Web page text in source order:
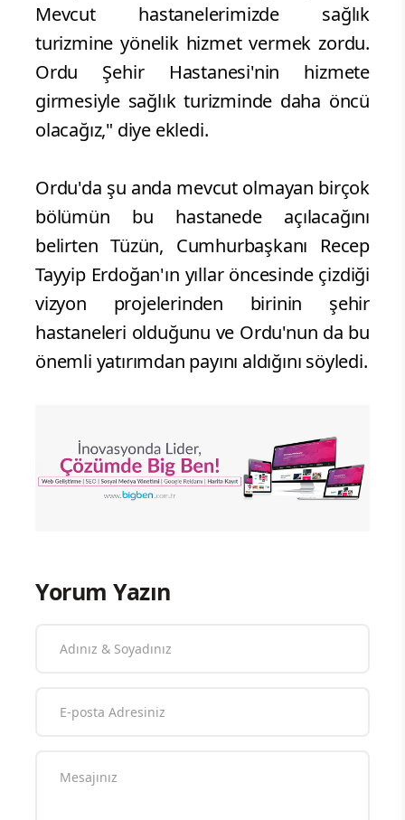
Mevcut hastanelerimizde sağlık
turizmine yönelik hizmet vermek zordu.
Ordu Şehir Hastanesi'nin hizmete
girmesiyle sağlık turizminde daha öncü
olacağız," diye ekledi.
Ordu'da şu anda mevcut olmayan birçok
bölümün bu hastanede açılacağını
belirten Tüzün, Cumhurbaşkanı Recep
Tayyip Erdoğan'ın yıllar öncesinde çizdiği
vizyon projelerinden birinin şehir
hastaneleri olduğunu ve Ordu'nun da bu
önemli yatırımdan payını aldığını söyledi.
Yorum Yazın